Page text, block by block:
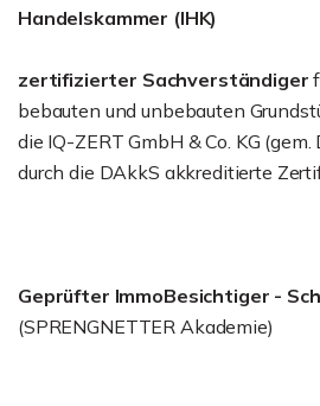
Handelskammer (IHK)
zertifizierter Sachverständiger
bebauten und unbebauten
die IQ-ZERT GmbH & Co. KG
durch die DAkkS akkreditierte
Geprüfter ImmoBesichtiger -
(SPRENGNETTER Akademie)